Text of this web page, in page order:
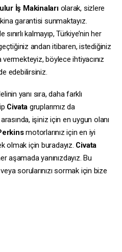
İş Makinalarıolarak, sizlere
garantisi sunmaktayız.
kalmayıp, Türkiye’nin her
andan itibaren, istediğiniz
böylece ihtiyacınız
edebilirsiniz.
yanı sıra, daha farklı
Civata gruplarımız da
işiniz için en uygun olanı
motorlarınız için en iyi
olmak için buradayız. Civata
aşamada yanınızdayız. Bu
sorularınızı sormak için bize